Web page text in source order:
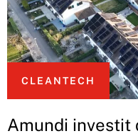
CLEANTECH
Amundi investit